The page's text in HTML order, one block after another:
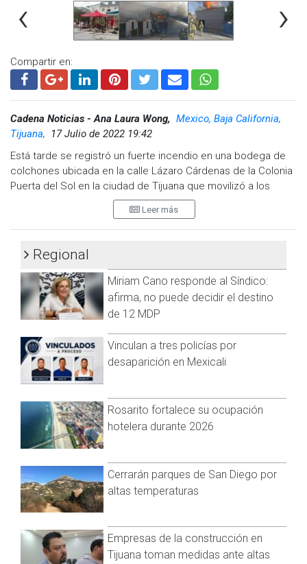
Las causas del incendio se sabrán después del respectivo
peritaje, pero de acuerdo a personal de vigilancia, la alta
temperatura registrada pudo contribuir para que algún tipo
Visita y accede a todo nuestro contenido |
www.cadenanoticias.com| Twitter:@cadena_noticias
Facebook:@cadenanoticiasmx| Instagram:
@cadenanoticiasmx| TikTok:@CadenaNoticias| Telegram:
https://t.me/GrupoCadenaResumen
‹ ›
Compartir en:
Cadena Noticias - Ana Laura Wong, Mexico, Baja California,
Tijuana,
17 Julio de 2022 19:42
Está tarde se registró un fuerte incendio en una bodega de
colchones ubicada en la calle Lázaro Cárdenas de la Colonia
Puerta del Sol en la ciudad de Tijuana que movilizó a los
cuerpos de seguridad.
Fue a las 5:26 de la tarde cuando elementos de Bomberos
ocasionó casi perdida total del inmueble.
Al sitio también acudieron elementos de Protección Civil y
Policía Municipal, además no hubo personas lesionadas ni
víctimas que lamentar.
Leer más
Regional
Miriam Cano responde al Síndico:
afirma, no puede decidir el destino
de 12 MDP
Vinculan a tres policías por
desaparición en Mexicali
Rosarito fortalece su ocupación
hotelera durante 2026
Cerrarán parques de San Diego por
altas temperaturas
Empresas de la construcción en
Tijuana toman medidas ante altas